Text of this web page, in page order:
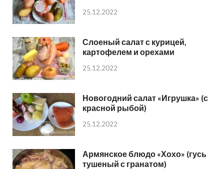
25.12.2022
Слоеный салат с курицей,
картофелем и орехами
25.12.2022
Новогодний салат «Игрушка» (с
красной рыбой)
25.12.2022
Армянское блюдо «Хохо» (гусь
тушеный с гранатом)